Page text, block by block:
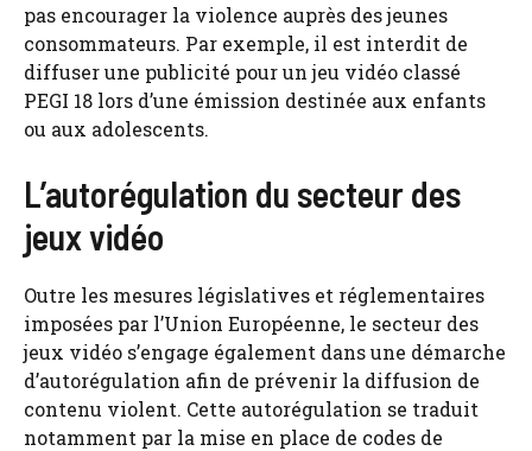
pas encourager la violence auprès des jeunes
consommateurs. Par exemple, il est interdit de
diffuser une publicité pour un jeu vidéo classé
PEGI 18 lors d’une émission destinée aux enfants
ou aux adolescents.
L’autorégulation du secteur des
jeux vidéo
Outre les mesures législatives et réglementaires
imposées par l’Union Européenne, le secteur des
jeux vidéo s’engage également dans une démarche
d’autorégulation afin de prévenir la diffusion de
contenu violent. Cette autorégulation se traduit
notamment par la mise en place de codes de